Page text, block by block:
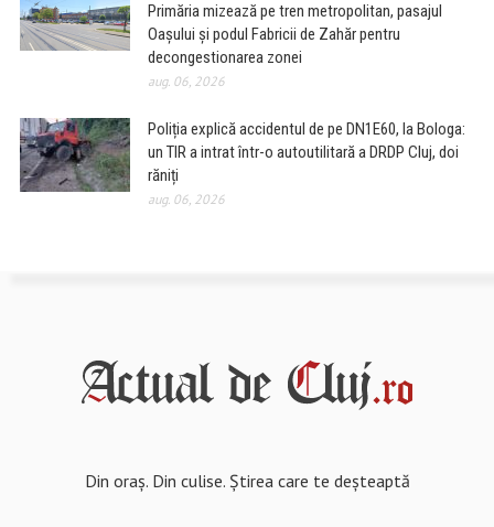
Primăria mizează pe tren metropolitan, pasajul
Oașului și podul Fabricii de Zahăr pentru
decongestionarea zonei
aug. 06, 2026
Poliția explică accidentul de pe DN1E60, la Bologa:
un TIR a intrat într-o autoutilitară a DRDP Cluj, doi
răniți
aug. 06, 2026
Din oraș. Din culise. Știrea care te deșteaptă